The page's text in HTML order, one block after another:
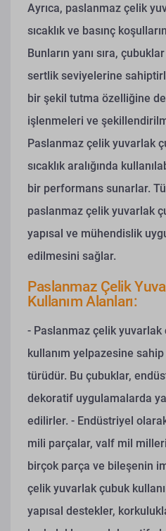
Ayrıca, paslanmaz çelik
sıcaklık ve basınç
Bunların yanı sıra,
sertlik seviyelerine
bir şekil tutma özelliğine
işlenmeleri ve
Paslanmaz çelik yuvarlak
sıcaklık aralığında
bir performans sunarlar.
paslanmaz çelik yuvarlak
yapısal ve mühendislik
edilmesini sağlar.
Paslanmaz Çelik
Kullanım Alanları:
- Paslanmaz çelik yuvarlak
kullanım yelpazesine
türüdür. Bu çubuklar,
dekoratif uygulamalarda
edilirler. - Endüstriyel
mili parçalar, valf mil
birçok parça ve bileşenin
çelik yuvarlak çubuk
yapısal destekler,